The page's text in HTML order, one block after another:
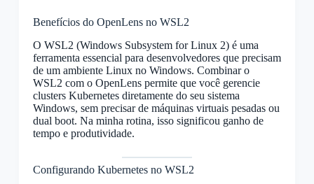
Benefícios do OpenLens no WSL2
O WSL2 (Windows Subsystem for Linux 2) é uma
ferramenta essencial para desenvolvedores que precisam
de um ambiente Linux no Windows. Combinar o
WSL2 com o OpenLens permite que você gerencie
clusters Kubernetes diretamente do seu sistema
Windows, sem precisar de máquinas virtuais pesadas ou
dual boot. Na minha rotina, isso significou ganho de
tempo e produtividade.
Configurando Kubernetes no WSL2